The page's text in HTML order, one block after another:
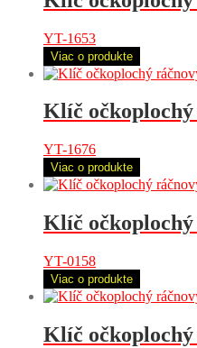
YT-1653
Viac o produkte
Klíč očkoplochý
YT-1676
Viac o produkte
Klíč
YT-0158
Viac o produkte
Klíč